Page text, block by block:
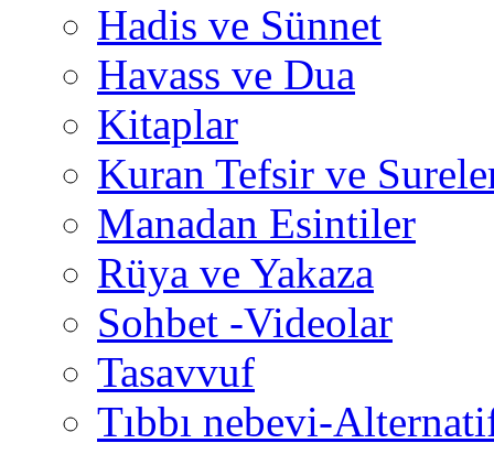
Hadis ve Sünnet
Havass ve Dua
Kitaplar
Kuran Tefsir ve
Manadan Esintiler
Rüya ve Yakaza
Sohbet -Videolar
Tasavvuf
Tıbbı nebevi-